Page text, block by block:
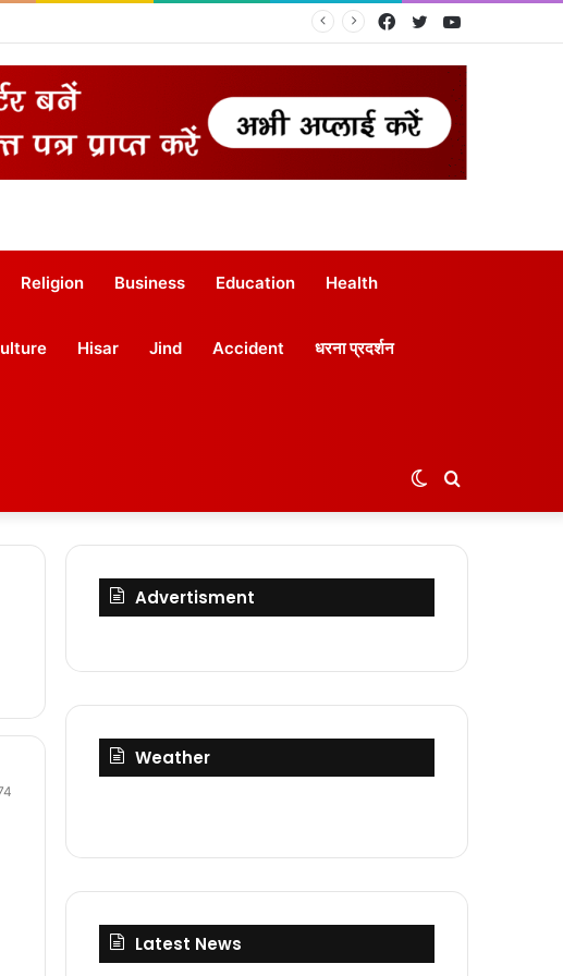
YouTube
Twitter
Facebook
Religion Business Education Health
Hisar Jind Accident धरना प्रदर्शन
Switch
skin
Advertisment
Weather
Latest News